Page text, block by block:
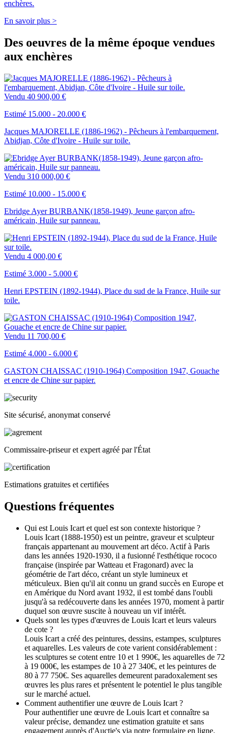
enchères.
En savoir plus >
Des oeuvres de la même époque vendues
aux enchères
Vendu 40 900,00 €
Estimé 15.000 - 20.000 €
Jacques MAJORELLE (1886-1962) - Pêcheurs à l'embarquement,
Abidjan, Côte d'Ivoire - Huile sur toile.
Vendu 310 000,00 €
Estimé 10.000 - 15.000 €
Ebridge Ayer BURBANK(1858-1949), Jeune garçon afro-
américain, Huile sur panneau.
Vendu 4 000,00 €
Estimé 3.000 - 5.000 €
Henri EPSTEIN (1892-1944), Place du sud de la France, Huile sur
toile.
Vendu 11 700,00 €
Estimé 4.000 - 6.000 €
GASTON CHAISSAC (1910-1964) Composition 1947, Gouache
et encre de Chine sur papier.
Site sécurisé, anonymat conservé
Commissaire-priseur et expert agréé par l'État
Estimations gratuites et certifiées
Questions fréquentes
Qui est Louis Icart et quel est son contexte historique ?
Louis Icart (1888-1950) est un peintre, graveur et sculpteur
français appartenant au mouvement art déco. Actif à Paris
dans les années 1920-1930, il a fusionné l'esthétique rococo
française (inspirée par Watteau et Fragonard) avec la
géométrie de l'art déco, créant un style lumineux et
méticuleux. Bien qu'il ait connu un grand succès en Europe et
en Amérique du Nord avant 1932, il est tombé dans l'oubli
jusqu'à sa redécouverte dans les années 1970, moment à partir
duquel son œuvre suscite à nouveau un vif intérêt.
Quels sont les types d'œuvres de Louis Icart et leurs valeurs
de cote ?
Louis Icart a créé des peintures, dessins, estampes, sculptures
et aquarelles. Les valeurs de cote varient considérablement :
les sculptures se cotent entre 10 et 1 990€, les aquarelles de 72
à 19 000€, les estampes de 10 à 27 340€, et les peintures de
80 à 77 750€. Ses aquarelles demeurent paradoxalement ses
œuvres les plus rares et présentent le potentiel le plus tangible
sur le marché actuel.
Comment authentifier une œuvre de Louis Icart ?
Pour authentifier une œuvre de Louis Icart et connaître sa
valeur précise, demandez une estimation gratuite et sans
engagement auprès d'Auctie's via notre formulaire en ligne.